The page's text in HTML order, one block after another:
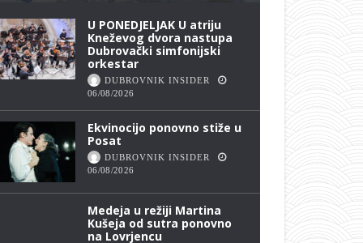
U PONEDJELJAK U atriju
Kneževog dvora nastupa
Dubrovački simfonijski
orkestar
DUBROVNIK INSIDER
06/08/2026
Ekvinocijo ponovno stiže u
Posat
DUBROVNIK INSIDER
06/08/2026
Medeja u režiji Martina
Kušeja od sutra ponovno
na Lovrjencu